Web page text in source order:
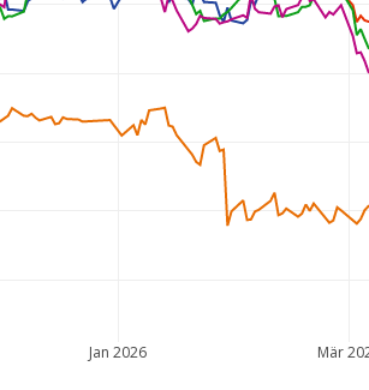
Jan 2026 Mär